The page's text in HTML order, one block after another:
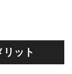
ット